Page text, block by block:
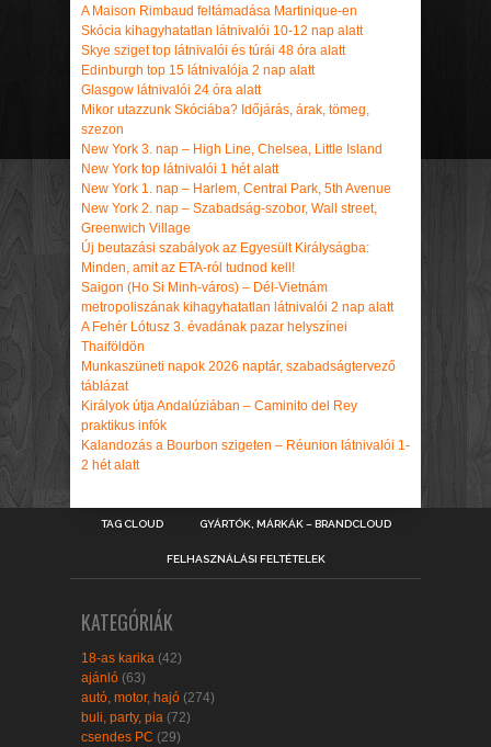
A Maison Rimbaud feltámadása Martinique-en
Skócia kihagyhatatlan látnivalói 10-12 nap alatt
Skye sziget top látnivalói és túrái 48 óra alatt
Edinburgh top 15 látnivalója 2 nap alatt
Glasgow látnivalói 24 óra alatt
Mikor utazzunk Skóciába? Időjárás, árak, tömeg,
szezon
New York 3. nap – High Line, Chelsea, Little Island
New York top látnivalói 1 hét alatt
New York 1. nap – Harlem, Central Park, 5th Avenue
New York 2. nap – Szabadság-szobor, Wall street,
Greenwich Village
Új beutazási szabályok az Egyesült Királyságba:
Minden, amit az ETA-ról tudnod kell!
Saigon (Ho Si Minh-város) – Dél-Vietnám
metropoliszának kihagyhatatlan látnivalói 2 nap alatt
A Fehér Lótusz 3. évadának pazar helyszínei
Thaiföldön
Munkaszüneti napok 2026 naptár, szabadságtervező
táblázat
Királyok útja Andalúziában – Caminito del Rey
praktikus infók
Kalandozás a Bourbon szigeten – Réunion látnivalói 1-
2 hét alatt
TAG CLOUD GYÁRTÓK, MÁRKÁK – BRANDCLOUD
FELHASZNÁLÁSI FELTÉTELEK
KATEGÓRIÁK
18-as karika (42)
ajánló (63)
autó, motor, hajó (274)
buli, party, pia (72)
csendes PC (29)